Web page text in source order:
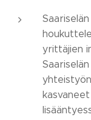
yrittäjien